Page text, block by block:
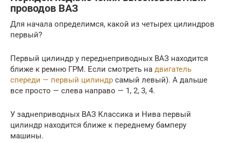
проводов ВАЗ
Для начала определимся, какой из четырех цилиндров
первый?
Первый цилиндр у переднеприводных ВАЗ находится
ближе к ремню ГРМ. Если смотреть на двигатель
спереди — первый цилиндр самый левый). А дальше
все просто — слева направо — 1, 2, 3, 4.
У заднеприводных ВАЗ Классика и Нива первый
цилиндр находится ближе к переднему бамперу
машины.